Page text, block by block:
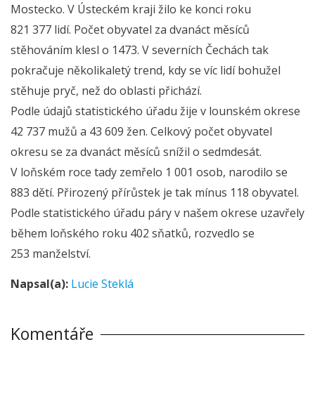
Mostecko. V Ústeckém kraji žilo ke konci roku
821 377 lidí. Počet obyvatel za dvanáct měsíců
stěhováním klesl o 1473. V severních Čechách tak
pokračuje několikaletý trend, kdy se víc lidí bohužel
stěhuje pryč, než do oblasti přichází.
Podle údajů statistického úřadu žije v lounském okrese
42 737 mužů a 43 609 žen. Celkový počet obyvatel
okresu se za dvanáct měsíců snížil o sedmdesát.
V loňském roce tady zemřelo 1 001 osob, narodilo se
883 dětí. Přirozený přírůstek je tak mínus 118 obyvatel.
Podle statistického úřadu páry v našem okrese uzavřely
během loňského roku 402 sňatků, rozvedlo se
253 manželství.
Napsal(a): Lucie Steklá
Komentáře